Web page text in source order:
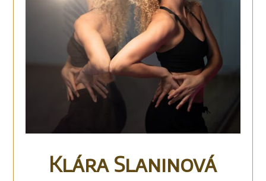
Klára Slaninová